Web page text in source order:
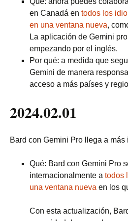
en Canadá en todos los
en una ventana nueva,
La aplicación de Gemini
empezando por el inglés.
Por qué: a medida que
Gemini de manera
acceso a más países y
2024.02.01
Bard con Gemini Pro llega a más
Qué: Bard con Gemini Pro
internacionalmente a todos
una ventana nueva en los
Con esta actualización,